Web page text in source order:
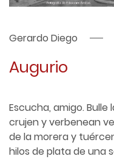
Gerardo Diego
Augurio
Escucha, amigo. Bulle
crujen y verbenean
de la morera y
hilos de plata de una